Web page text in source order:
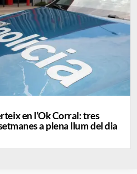
en l’Ok Corral: tres
a plena llum del dia